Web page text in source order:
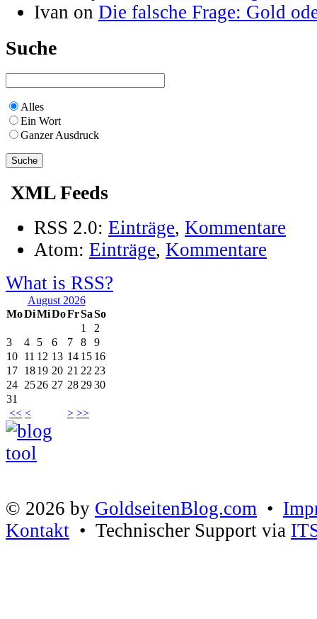
Ivan on Die falsche Frage: Gold
Suche
Alles
Ein Wort
Ganzer Ausdruck
XML Feeds
RSS 2.0: Einträge, Kommentare
Atom: Einträge, Kommentare
What is RSS?
August 2026
MoDiMiDoFrSaSo
<< < > >>
1
2
3
4 5 6 7 8
9
10 11 12 13 14 15 16
17 1819 20 21 22 23
24 2526 27 28 2930
31
© 2026 by GoldseitenBlog.com •
Kontakt • Technischer Support via